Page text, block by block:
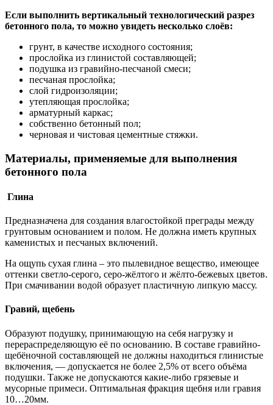
Если выполнить вертикальный технологический разрез
бетонного пола, то можно увидеть несколько слоёв:
грунт, в качестве исходного состояния;
прослойка из глинистой составляющей;
подушка из гравийно-песчаной смеси;
песчаная прослойка;
слой гидроизоляции;
утепляющая прослойка;
арматурный каркас;
собственно бетонный пол;
черновая и чистовая цементные стяжки.
Материалы, применяемые для выполнения
бетонного пола
Глина
Предназначена для создания влагостойкой преграды между
грунтовым основанием и полом. Не должна иметь крупных
каменистых и песчаных включений.
На ощупь сухая глина – это пылевидное вещество, имеющее
оттенки светло-серого, серо-жёлтого и жёлто-бежевых цветов.
При смачивании водой образует пластичную липкую массу.
Гравий, щебень
Образуют подушку, принимающую на себя нагрузку и
перераспределяющую её по основанию. В составе гравийно-
щебёночной составляющей не должны находиться глинистые
включения, — допускается не более 2,5% от всего объёма
подушки. Также не допускаются какие-либо грязевые и
мусорные примеси. Оптимальная фракция щебня или гравия
10…20мм.